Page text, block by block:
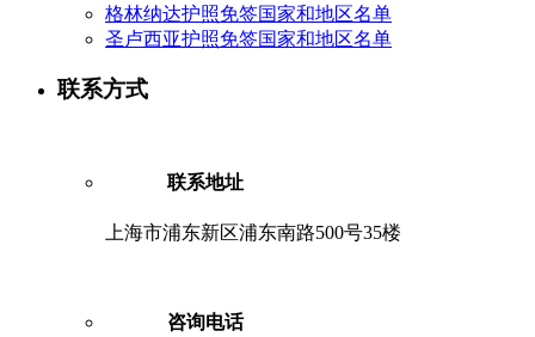
格林纳达护照免签国家和地区名单
圣卢西亚护照免签国家和地区名单
联系方式
联系地址
上海市浦东新区浦东南路500号35楼
咨询电话